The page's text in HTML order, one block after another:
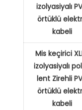
izolyasiyalı
örtüklü
kabeli
Mis keçirici
izolyasiyalı
lent Zirehli
örtüklü
kabeli